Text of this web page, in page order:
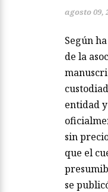
agosto 09,
Según
de la
entidad
sin
que el
se